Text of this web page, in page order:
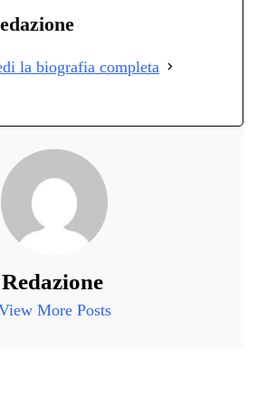
gr
m
ed
di
la biografia completa
Redazione
More Posts